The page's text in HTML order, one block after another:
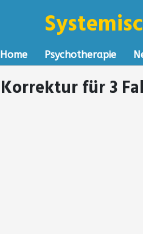
Home Psychotherapie
Korrektur für 3